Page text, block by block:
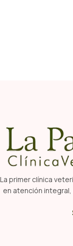
La primer clínica
en atención